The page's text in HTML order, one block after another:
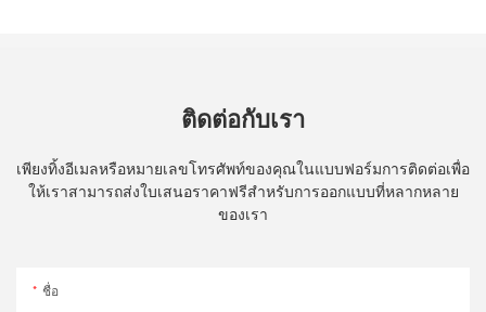
ติดต่อกับเรา
เพียงทิ้งอีเมลหรือหมายเลขโทรศัพท์ของคุณในแบบฟอร์มการติดต่อเพื่อ
ให้เราสามารถส่งใบเสนอราคาฟรีสำหรับการออกแบบที่หลากหลาย
ของเรา
ชื่อ